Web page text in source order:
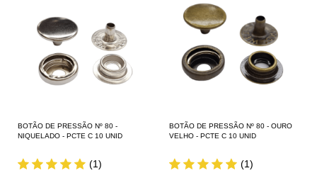
BOTÃO DE PRESSÃO Nº 80 -
NIQUELADO - PCTE C 10 UNID
(1)
BOTÃO DE PRESSÃO Nº 80 - OURO
VELHO - PCTE C 10 UNID
(1)